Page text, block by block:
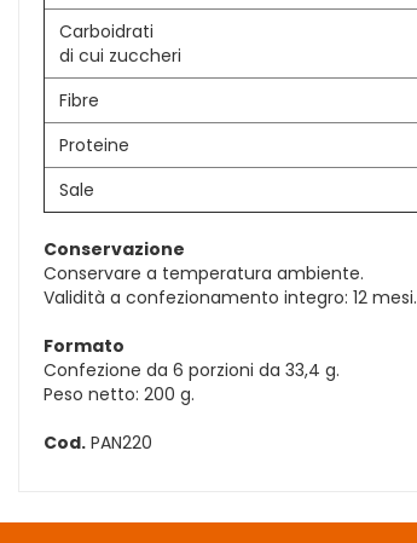
Carboidrati
di cui zuccheri
Fibre
Proteine
Sale
Conservazione
Conservare a temperatura ambiente.
Validità a confezionamento integro: 12 mesi.
Formato
Confezione da 6 porzioni da 33,4 g.
Peso netto: 200 g.
Cod. PAN220